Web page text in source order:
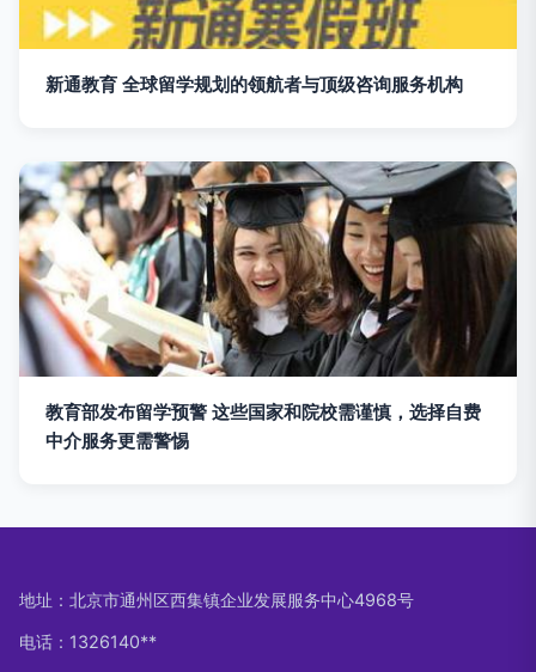
新通教育 全球留学规划的领航者与顶级咨询服务机构
教育部发布留学预警 这些国家和院校需谨慎，选择自费
中介服务更需警惕
地址：北京市通州区西集镇企业发展服务中心4968号
电话：1326140**